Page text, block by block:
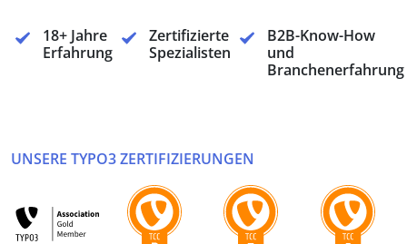
18+ Jahre
Erfahrung
Zertifizierte
Spezialisten
B2B-Know-How
und
Branchenerfahrung
UNSERE TYPO3 ZERTIFIZIERUNGEN